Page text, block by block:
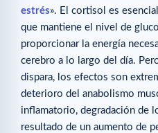
estrés». El cortisol es
que mantiene el nivel de
proporcionar la energía
cerebro a lo largo del día.
dispara, los efectos son
deterioro del anabolismo
inflamatorio, degradación de
resultado de un aumento de